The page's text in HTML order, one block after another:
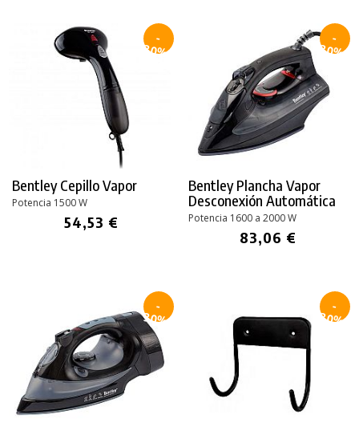
-
30%
Bentley Cepillo Vapor
Potencia 1500 W
54,53 €
-
30%
Bentley Plancha Vapor
Desconexión Automática
Potencia 1600 a 2000 W
83,06 €
-
30%
-
30%